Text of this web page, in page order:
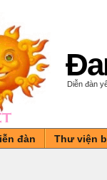
Diễn đàn
đàn Thư viện